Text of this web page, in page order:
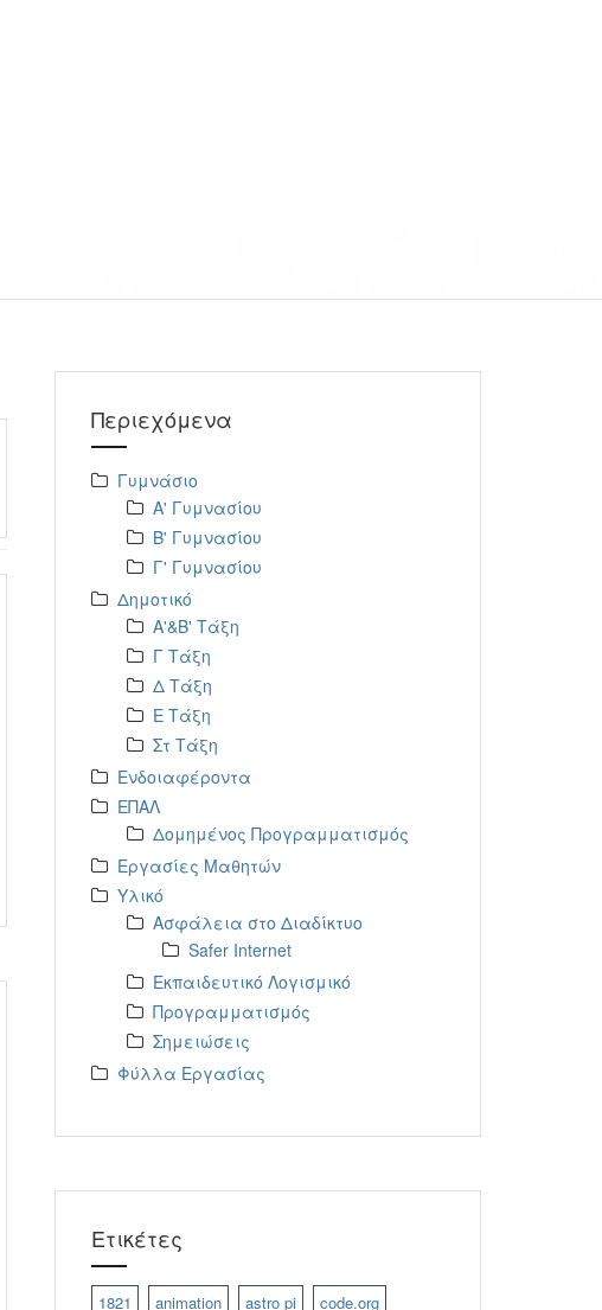
Περιεχόμενα
Γυμνάσιο
Α' Γυμνασίου
Β' Γυμνασίου
Γ' Γυμνασίου
Δημοτικό
Α'&Β' Τάξη
Γ Τάξη
Δ Τάξη
Ε Τάξη
Στ Τάξη
Ενδοιαφέροντα
ΕΠΑΛ
Δομημένος Προγραμματισμός
Εργασίες Μαθητών
Υλικό
Ασφάλεια στο Διαδίκτυο
Safer Internet
Εκπαιδευτικό Λογισμικό
Προγραμματισμός
Σημειώσεις
Φύλλα Εργασίας
Ετικέτες
1821 animation astro pi
code.org